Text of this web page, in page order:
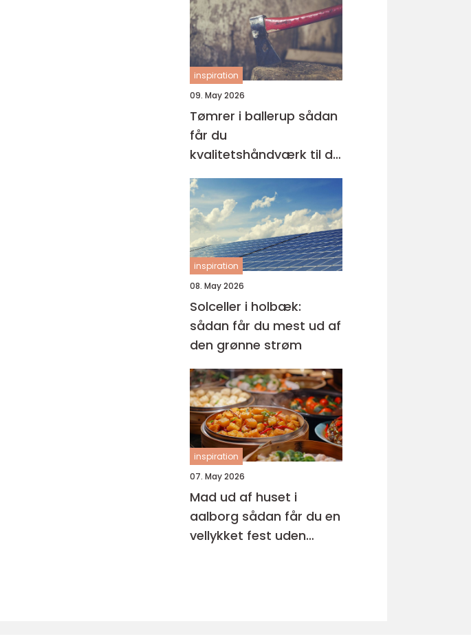
inspiration
09. May 2026
Tømrer i ballerup sådan
får du
kvalitetshåndværk til dit
næste projekt
inspiration
08. May 2026
Solceller i holbæk:
sådan får du mest ud af
den grønne strøm
inspiration
07. May 2026
Mad ud af huset i
aalborg sådan får du en
vellykket fest uden